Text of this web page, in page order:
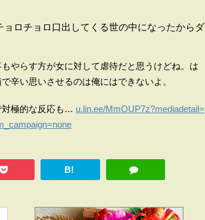
ロチョロ口出してくる世の中になったからダ
やらす方が女に対して虐待だと思うけどね。は
辛い思いさせるのは俺にはできないよ。
対極的な反応も… u.lin.ee/MmOUP7z?mediadetail=
B!